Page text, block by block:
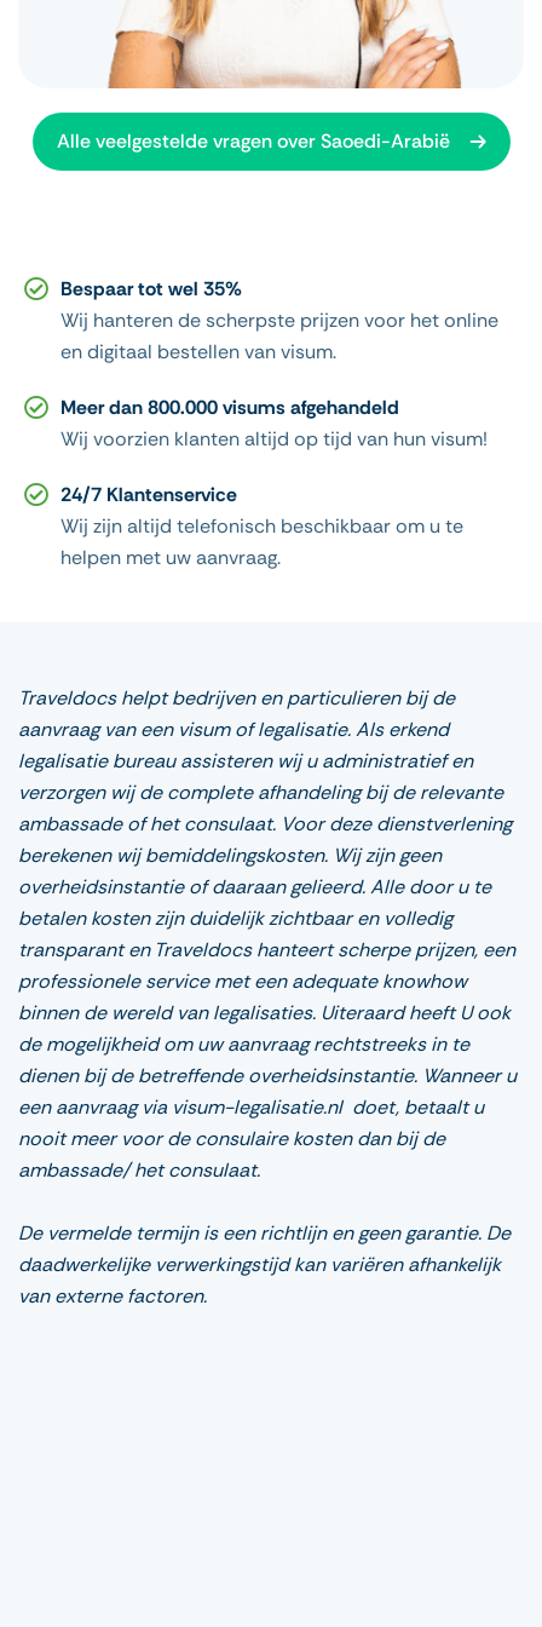
Alle veelgestelde vragen over Saoedi-Arabië
Bespaar tot wel 35%
Wij hanteren de scherpste prijzen voor het online
en digitaal bestellen van visum.
Meer dan 800.000 visums afgehandeld
Wij voorzien klanten altijd op tijd van hun visum!
24/7 Klantenservice
Wij zijn altijd telefonisch beschikbaar om u te
helpen met uw aanvraag.
Traveldocs helpt bedrijven en particulieren bij de
aanvraag van een visum of legalisatie. Als erkend
legalisatie bureau assisteren wij u administratief en
verzorgen wij de complete afhandeling bij de relevante
ambassade of het consulaat. Voor deze dienstverlening
berekenen wij bemiddelingskosten. Wij zijn geen
overheidsinstantie of daaraan gelieerd. Alle door u te
betalen kosten zijn duidelijk zichtbaar en volledig
transparant en Traveldocs hanteert scherpe prijzen, een
professionele service met een adequate knowhow
binnen de wereld van legalisaties. Uiteraard heeft U ook
de mogelijkheid om uw aanvraag rechtstreeks in te
dienen bij de betreffende overheidsinstantie. Wanneer u
een aanvraag via visum-legalisatie.nl doet, betaalt u
nooit meer voor de consulaire kosten dan bij de
ambassade/ het consulaat.
De vermelde termijn is een richtlijn en geen garantie. De
daadwerkelijke verwerkingstijd kan variëren afhankelijk
van externe factoren.